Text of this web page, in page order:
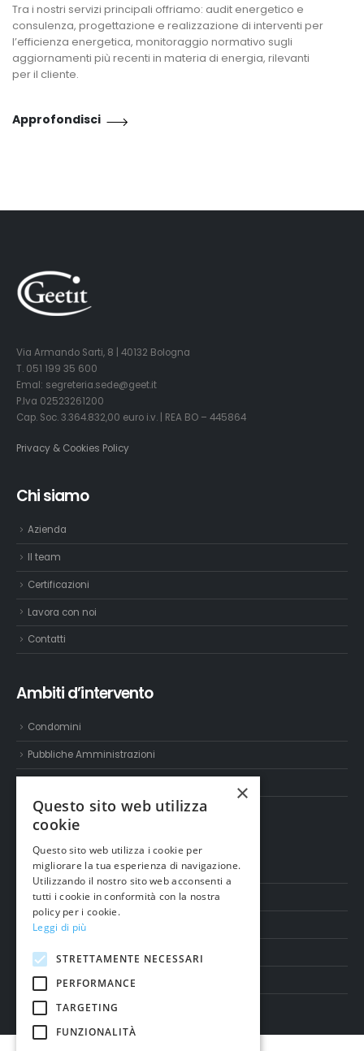
Tra i nostri servizi principali offriamo: audit energetico e
consulenza, progettazione e realizzazione di interventi per
l’efficienza energetica, monitoraggio normativo sugli
aggiornamenti più recenti in materia di energia, rilevanti
per il cliente.
Approfondisci
Via Armando Sarti, 8 | 40132 Bologna
T. 051 199 35 600
Emal: segreteria.sede@geet.it
P.Iva 02523261200
Cap. Soc. 3.364.832,00 euro i.v. | REA BO – 445864
Privacy & Cookies Policy
Chi siamo
Azienda
Il team
Certificazioni
Lavora con noi
Contatti
Ambiti d’intervento
Condomini
Pubbliche Amministrazioni
Servizi
Servizio Enercia e EPC
Efficientamento Energetico
Diagnosi Energetica
Manutenzione Impianti e Contabilizzazione
Incentivi
×
Questo sito web utilizza
cookie
Questo sito web utilizza i cookie per
migliorare la tua esperienza di navigazione.
Utilizzando il nostro sito web acconsenti a
tutti i cookie in conformità con la nostra
policy per i cookie.
Leggi di più
STRETTAMENTE NECESSARI
PERFORMANCE
TARGETING
FUNZIONALITÀ